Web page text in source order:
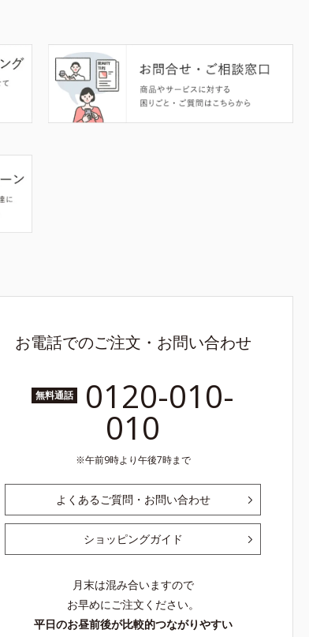
お電話でのご注文・お問い合わせ
無料通話 0120-010-
010
午前9時より午後7時まで
よくあるご質問・お問い合わせ
ショッピングガイド
月末は混み合いますので
お早めにご注文ください。
平日のお昼前後が比較的つながりやすい